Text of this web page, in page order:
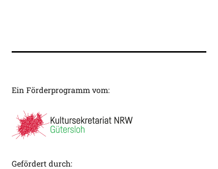
Ein Förderprogramm vom:
Gefördert durch: